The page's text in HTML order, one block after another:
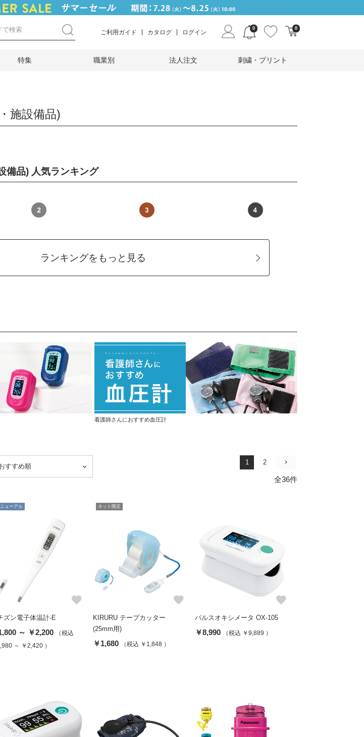
ご利用ガイド カタログ ログイン
0 0
特集 職業別 法人注文 刺繍・プリント
施設備品)
備品) 人気ランキング
ランキングをもっと見る
看護師さんにおすすめ血圧計
1 2
全36件
ニューアル
favorite
ズン電子体温計-E
～ ￥2,200
（税込
～ ￥2,420 ）
ネット限定
favorite
KIRURU テープカッター
(25mm用)
￥1,680 （税込 ￥1,848 ）
favorite
パルスオキシメータ OX-105
￥8,990 （税込 ￥9,889 ）